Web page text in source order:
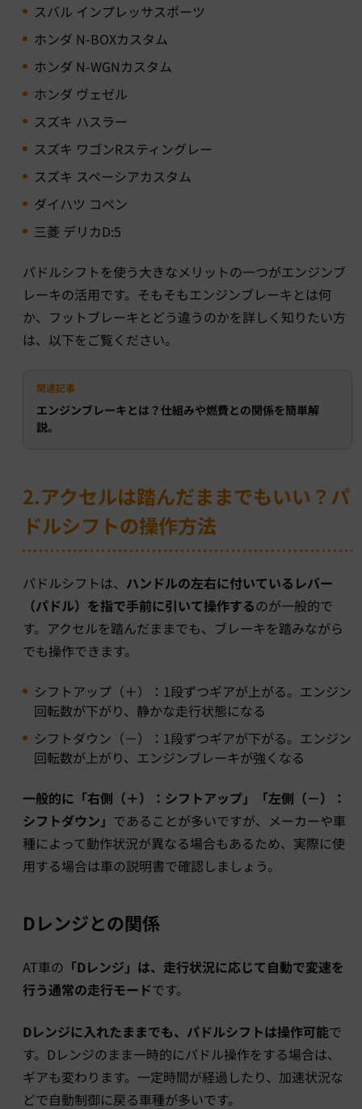
スバル インプレッサスポーツ
ホンダ N-BOXカスタム
ホンダ N-WGNカスタム
ホンダ ヴェゼル
スズキ ハスラー
スズキ ワゴンRスティングレー
スズキ スペーシアカスタム
ダイハツ コペン
三菱 デリカD:5
パドルシフトを使う大きなメリットの一つがエンジンブ
レーキの活用です。そもそもエンジンブレーキとは何
か、フットブレーキとどう違うのかを詳しく知りたい方
は、以下をご覧ください。
関連記事
エンジンブレーキとは？仕組みや燃費との関係を簡単解
説。
2.アクセルは踏んだままでもいい？パ
ドルシフトの操作方法
パドルシフトは、 ハンドルの左右に付いているレバー
（パドル）を指で手前に引いて操作するのが一般的で
す。アクセルを踏んだままでも、ブレーキを踏みながら
でも操作できます。
シフトアップ（＋）：1段ずつギアが上がる。エンジン
回転数が下がり、静かな走行状態になる
シフトダウン（－）：1段ずつギアが下がる。エンジン
回転数が上がり、エンジンブレーキが強くなる
一般的に「右側（＋）：シフトアップ」「左側（－）：
シフトダウン」 であることが多いですが、メーカーや車
種によって動作状況が異なる場合もあるため、実際に使
用する場合は車の説明書で確認しましょう。
Dレンジとの関係
AT車の 「Dレンジ」は、走行状況に応じて自動で変速を
行う通常の走行モードです。
Dレンジに入れたままでも、パドルシフトは操作可能で
す。Dレンジのまま一時的にパドル操作をする場合は、
ギアも変わります。一定時間が経過したり、加速状況な
どで自動制御に戻る車種が多いです。